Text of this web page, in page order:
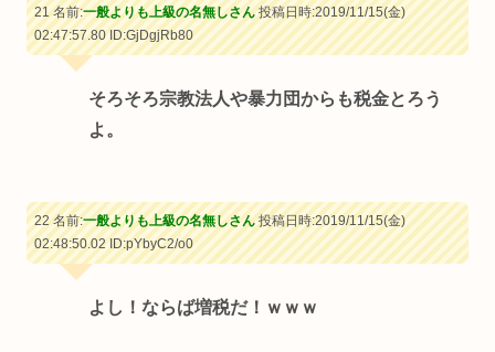
21 名前:一般よりも上級の名無しさん投稿日時:2019/11/15(金)
02:47:57.80ID:GjDgjRb80
そろそろ宗教法人や暴力団からも税金とろう
よ。
22 名前:一般よりも上級の名無しさん投稿日時:2019/11/15(金)
02:48:50.02ID:pYbyC2/o0
よし！ならば増税だ！ｗｗｗ